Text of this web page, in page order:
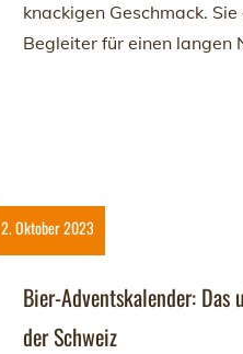
knackigen Geschmack.
Begleiter für einen langen
2. Oktober 2023
Bier-Adventskalender:
der Schweiz